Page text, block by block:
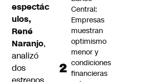
espectác
ulos,
René
Naranjo,
analizó
dos
Central:
Empresas
muestran
optimismo
menor y
condiciones
financieras